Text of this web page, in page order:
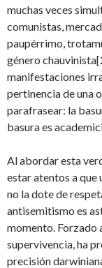
muchas veces
comunistas,
paupérrimo,
género
manifestaciones
pertinencia de una
parafrasear: la
basura es
Al abordar esta
estar atentos a que
no la dote de
antisemitismo es
momento. Forzado
supervivencia, ha
precisión